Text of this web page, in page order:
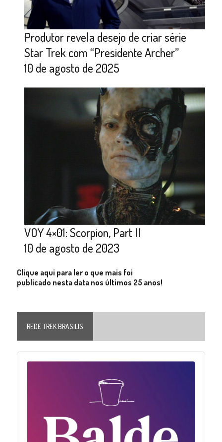
Produtor revela desejo de criar série
Star Trek com “Presidente Archer”
10 de agosto de 2025
VOY 4×01: Scorpion, Part II
10 de agosto de 2023
Clique aqui para ler o que mais foi
publicado nesta data nos últimos 25 anos!
REDE TREK BRASILIS
Audio
Player